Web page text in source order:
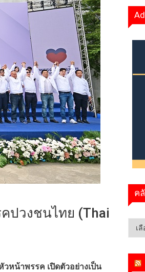
ปวงชนไทย (Thai
หน้าพรรค เปิดตัวอย่างเป็น
ค
คลัง